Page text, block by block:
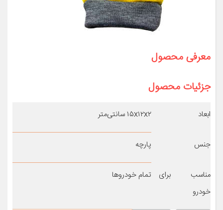
معرفی محصول
جزئیات محصول
ابعاد ۱۵x۱۲x۲ سانتی‌متر
جنس پارچه
مناسب برای
خودرو
تمام خودروها